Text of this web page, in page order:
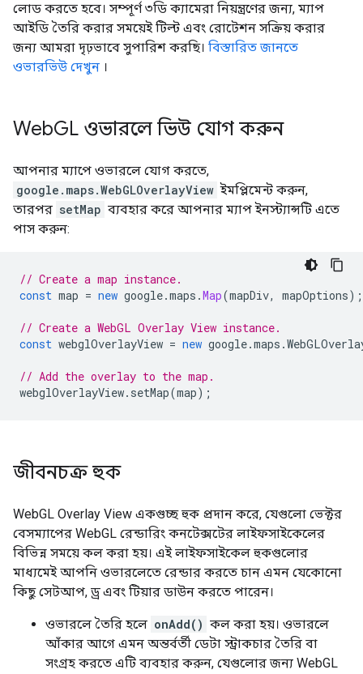
লোড করতে হবে। সম্পূর্ণ ৩ডি ক্যামেরা নিয়ন্ত্রণের জন্য, ম্যাপ
আইডি তৈরি করার সময়েই টিল্ট এবং রোটেশন সক্রিয় করার
জন্য আমরা দৃঢ়ভাবে সুপারিশ করছি। বিস্তারিত জানতে
ওভারভিউ দেখুন ।
WebGL ওভারলে ভিউ যোগ করুন
আপনার ম্যাপে ওভারলে যোগ করতে,
google.maps.WebGLOverlayView ইমপ্লিমেন্ট করুন,
তারপর setMap ব্যবহার করে আপনার ম্যাপ ইনস্ট্যান্সটি এতে
পাস করুন:
// Create a map instance.
const map = new google.maps .Map(mapDiv, mapOptions);
// Create a WebGL Overlay View instance.
const webglOverlayView = new google.maps .
// Add the overlay to the map.
webglOverlayView. setMap(map);
জীবনচক্র হুক
WebGL Overlay View একগুচ্ছ হুক প্রদান করে, যেগুলো ভেক্টর
বেসম্যাপের WebGL রেন্ডারিং কনটেক্সটের লাইফসাইকেলের
বিভিন্ন সময়ে কল করা হয়। এই লাইফসাইকেল হুকগুলোর
মাধ্যমেই আপনি ওভারলেতে রেন্ডার করতে চান এমন যেকোনো
কিছু সেটআপ, ড্র এবং টিয়ার ডাউন করতে পারেন।
ওভারলে তৈরি হলে onAdd() কল করা হয়। ওভারলে
আঁকার আগে এমন অন্তর্বর্তী ডেটা স্ট্রাকচার তৈরি বা
সংগ্রহ করতে এটি ব্যবহার করুন, যেগুলোর জন্য WebGL